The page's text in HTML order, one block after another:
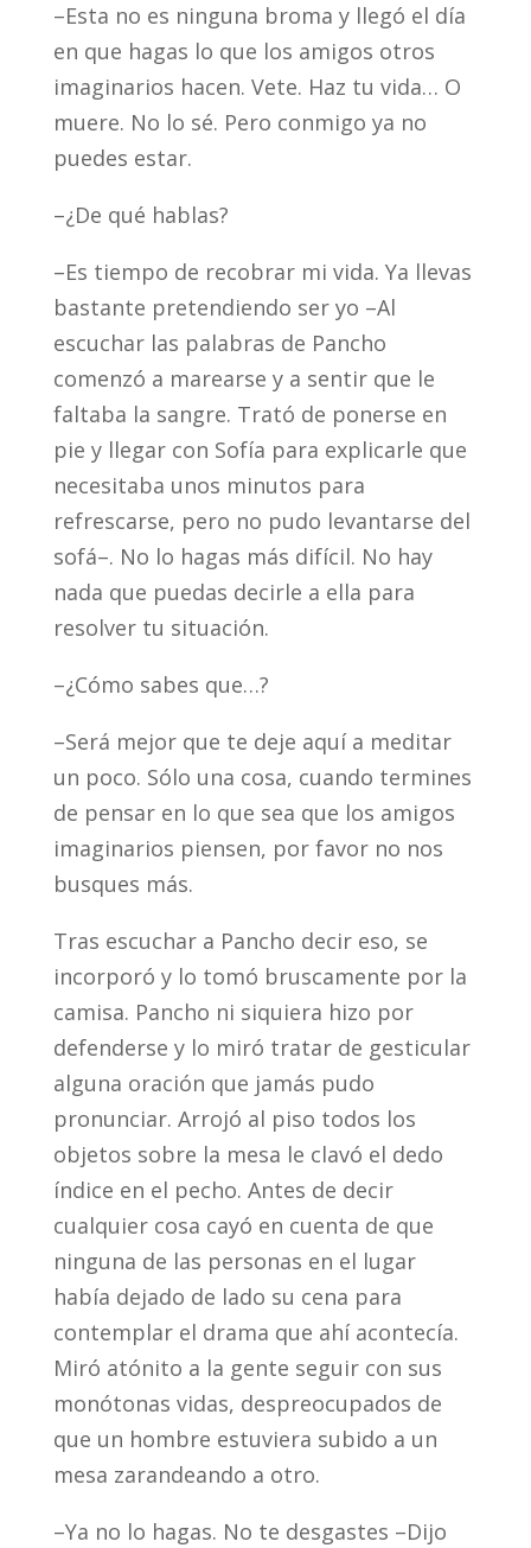
–Esta no es ninguna broma y llegó el día
en que hagas lo que los amigos otros
imaginarios hacen. Vete. Haz tu vida… O
muere. No lo sé. Pero conmigo ya no
puedes estar.
–¿De qué hablas?
–Es tiempo de recobrar mi vida. Ya llevas
bastante pretendiendo ser yo –Al
escuchar las palabras de Pancho
comenzó a marearse y a sentir que le
faltaba la sangre. Trató de ponerse en
pie y llegar con Sofía para explicarle que
necesitaba unos minutos para
refrescarse, pero no pudo levantarse del
sofá–. No lo hagas más difícil. No hay
nada que puedas decirle a ella para
resolver tu situación.
–¿Cómo sabes que…?
–Será mejor que te deje aquí a meditar
un poco. Sólo una cosa, cuando termines
de pensar en lo que sea que los amigos
imaginarios piensen, por favor no nos
busques más.
Tras escuchar a Pancho decir eso, se
incorporó y lo tomó bruscamente por la
camisa. Pancho ni siquiera hizo por
defenderse y lo miró tratar de gesticular
alguna oración que jamás pudo
pronunciar. Arrojó al piso todos los
objetos sobre la mesa le clavó el dedo
índice en el pecho. Antes de decir
cualquier cosa cayó en cuenta de que
ninguna de las personas en el lugar
había dejado de lado su cena para
contemplar el drama que ahí acontecía.
Miró atónito a la gente seguir con sus
monótonas vidas, despreocupados de
que un hombre estuviera subido a un
mesa zarandeando a otro.
–Ya no lo hagas. No te desgastes –Dijo